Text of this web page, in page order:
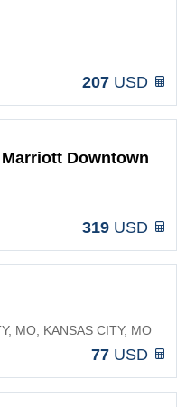
207 USD
Downtown
319 USD
MO, KANSAS CITY, MO
77 USD